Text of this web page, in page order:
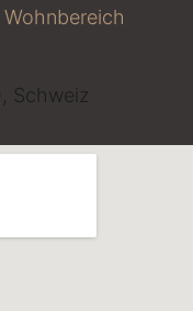
Schweiz